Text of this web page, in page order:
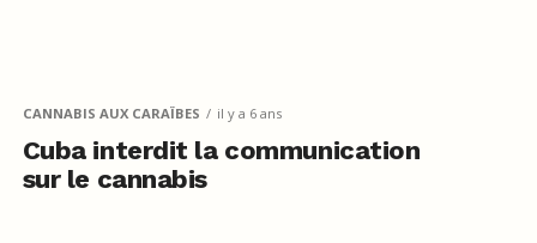
CANNABIS AUX CARAÏBES il y a 6 ans
Cuba interdit la communication
sur le cannabis